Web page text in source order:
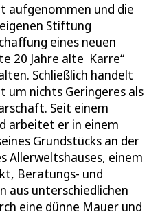
aufgenommen und die
Stiftung
eines neuen
20 Jahre alte Karre“
Schließlich handelt
um nichts Geringeres als
Seit einem
arbeitet er in einem
Grundstücks an der
Allerweltshauses, einem
Beratungs- und
aus unterschiedlichen
eine dünne Mauer und